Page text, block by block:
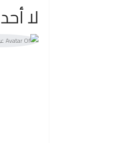
لا أحد